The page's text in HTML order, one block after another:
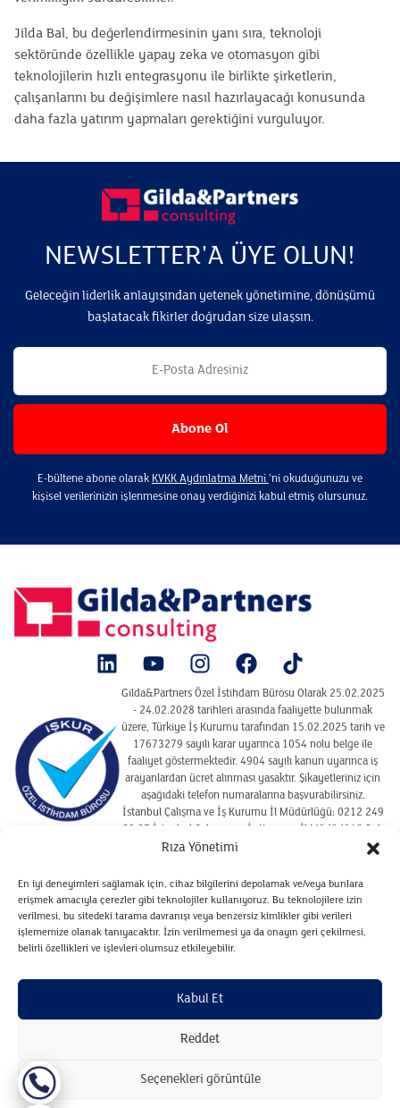
Rıza Yönetimi
En iyi deneyimleri sağlamak için, cihaz bilgilerini depolamak ve/veya bunlara
erişmek amacıyla çerezler gibi teknolojiler kullanıyoruz. Bu teknolojilere izin
verilmesi, bu sitedeki tarama davranışı veya benzersiz kimlikler gibi verileri
işlememize olanak tanıyacaktır. İzin verilmemesi ya da onayın geri çekilmesi,
belirli özellikleri ve işlevleri olumsuz etkileyebilir.
Kabul Et
Reddet
Seçenekleri görüntüle
Jilda Bal, bu değerlendirmesinin yanı sıra, teknoloji
sektöründe özellikle yapay zeka ve otomasyon gibi
teknolojilerin hızlı entegrasyonu ile birlikte şirketlerin,
çalışanlarını bu değişimlere nasıl hazırlayacağı konusunda
daha fazla yatırım yapmaları gerektiğini vurguluyor.
NEWSLETTER'A ÜYE OLUN!
Geleceğin liderlik anlayışından yetenek yönetimine, dönüşümü
başlatacak fikirler doğrudan size ulaşsın.
E-bültene abone olarak KVKK Aydınlatma Metni ’ni okuduğunuzu ve
kişisel verilerinizin işlenmesine onay verdiğinizi kabul etmiş olursunuz.
Gilda&Partners Özel İstihdam Bürosu Olarak 25.02.2025
- 24.02.2028 tarihleri arasında faaliyette bulunmak
üzere, Türkiye İş Kurumu tarafından 15.02.2025 tarih ve
17673279 sayılı karar uyarınca 1054 nolu belge ile
faaliyet göstermektedir. 4904 sayılı kanun uyarınca iş
arayanlardan ücret alınması yasaktır. Şikayetleriniz için
aşağıdaki telefon numaralarına başvurabilirsiniz.
İstanbul Çalışma ve İş Kurumu İl Müdürlüğü: 0212 249
29 87 İstanbul Çalışma ve İş Kurumu İl Müdürlüğü Şişli
Hizmet Merkezi : 02122910925
SITE KULLANIM KOŞULLARI
ÇEREZ POLITIKASI
VERILERIN SAKLANMASI VE İMHA POLITIKASI
ADAYLARA İLIŞKIN AYDINLATMA METNI
ZIYARETÇILERE İLIŞKIN AYDINLATMA METNI